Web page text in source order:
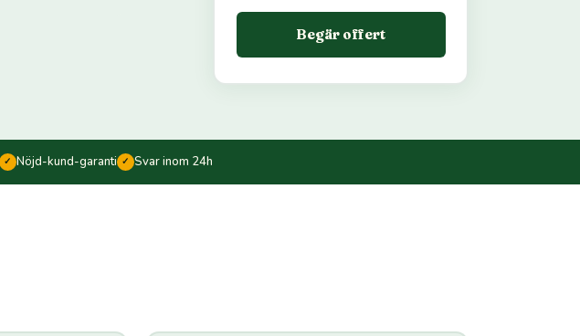
Begär offert
✓ Nöjd-kund-garanti ✓ Svar inom 24h